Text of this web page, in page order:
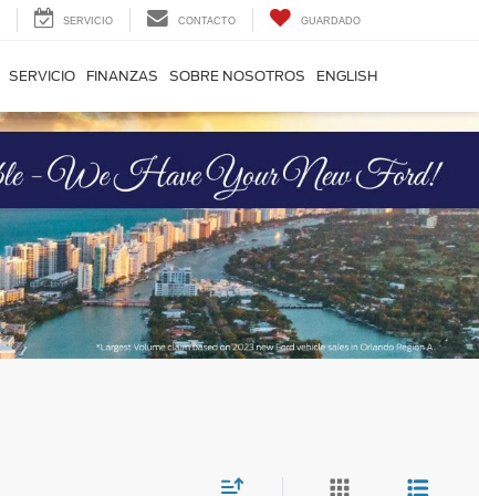
SERVICIO CONTACTO GUARDADO
SERVICIO FINANZAS SOBRE NOSOTROS ENGLISH